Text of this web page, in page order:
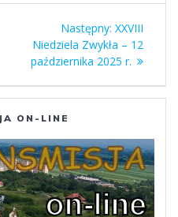
Następny: Następny
wpis:
XXVIII
Niedziela Zwykła – 12
października 2025 r.
ON-LINE